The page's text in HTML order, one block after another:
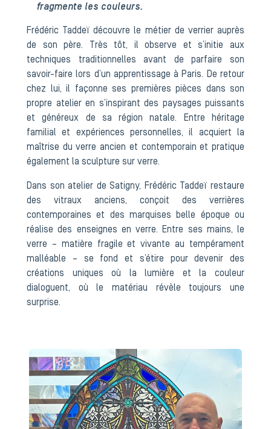
fragmente les couleurs.
Frédéric Taddeï découvre le métier de verrier auprès
de son père. Très tôt, il observe et s’initie aux
techniques traditionnelles avant de parfaire son
savoir-faire lors d’un apprentissage à Paris. De retour
chez lui, il façonne ses premières pièces dans son
propre atelier en s’inspirant des paysages puissants
et généreux de sa région natale. Entre héritage
familial et expériences personnelles, il acquiert la
maîtrise du verre ancien et contemporain et pratique
également la sculpture sur verre.
Dans son atelier de Satigny, Frédéric Taddeï restaure
des vitraux anciens, conçoit des verrières
contemporaines et des marquises belle époque ou
réalise des enseignes en verre. Entre ses mains, le
verre – matière fragile et vivante au tempérament
malléable – se fond et s’étire pour devenir des
créations uniques où la lumière et la couleur
dialoguent, où le matériau révèle toujours une
surprise.